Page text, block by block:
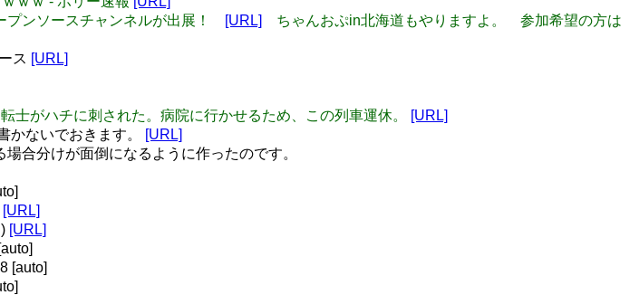
プンソースチャンネルが出展！ [URL]
ちゃんおぷin北海道もやりますよ。 参加希望の方は
ス [URL]
士がハチに刺された。病院に行かせるため、この列車運休。 [URL]
かないでおきます。 [URL]
合分けが面倒になるように作ったのです。
[URL]
[URL]
[auto]